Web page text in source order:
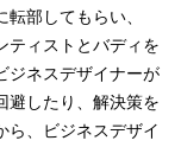
部してもらい、
ティストとバディを
ジネスデザイナーが
避したり、解決策を
ら、ビジネスデザイ